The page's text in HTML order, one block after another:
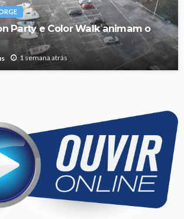
Party e Color Walk animam o
1 semana atrás